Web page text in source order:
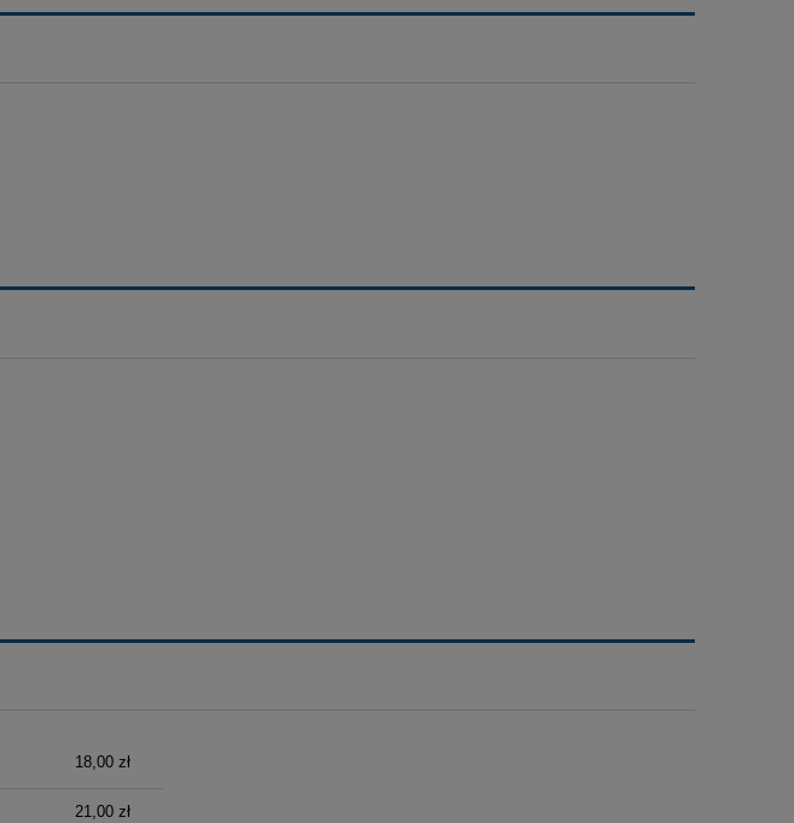
18,00 zł
21,00 zł